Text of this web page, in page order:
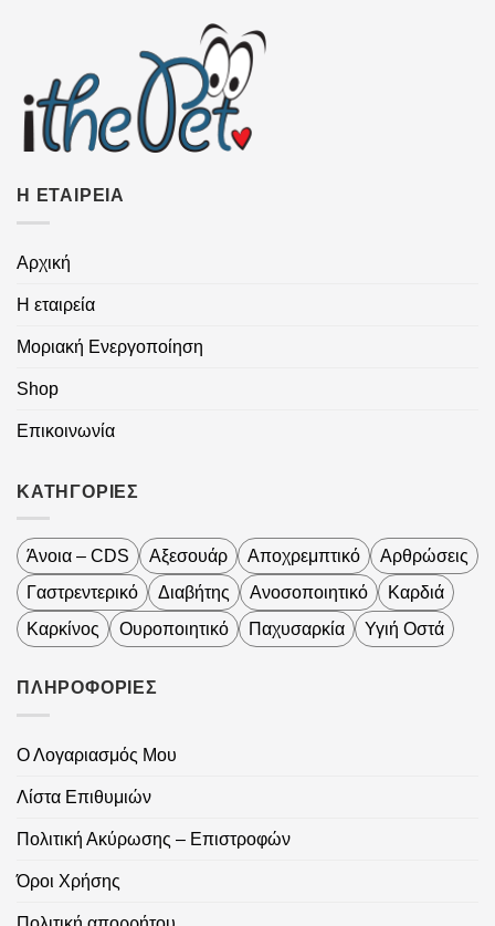
Η ΕΤΑΙΡΕΙΑ
Αρχική
Η εταιρεία
Μοριακή Ενεργοποίηση
Shop
Επικοινωνία
ΚΑΤΗΓΟΡΙΕΣ
Άνοια – CDS Αξεσουάρ Αποχρεμπτικό
Αρθρώσεις
Γαστρεντερικό
Διαβήτης Ανοσοποιητικό
Καρδιά
Καρκίνος
Ουροποιητικό Παχυσαρκία Υγιή Οστά
ΠΛΗΡΟΦΟΡΙΕΣ
Ο Λογαριασμός Μου
Λίστα Επιθυμιών
Πολιτική Ακύρωσης – Επιστροφών
Όροι Χρήσης